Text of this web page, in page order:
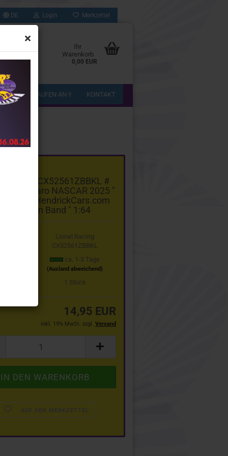
DE Login Merkzettel
Ihr
Warenkorb
0,00 EUR
!! WIR KAUFEN AN !! KONTAKT
Racing CX52561ZBBKL #
Camaro NASCAR 2025 "
- HendrickCars.com
Zac Brown Band " 1:64
Lionel Racing
CX52561ZBBKL
ca. 1-3 Tage
(Ausland abweichend)
1 Stück
14,95 EUR
inkl. 19% MwSt. zzgl. Versand
AUF DEN MERKZETTEL